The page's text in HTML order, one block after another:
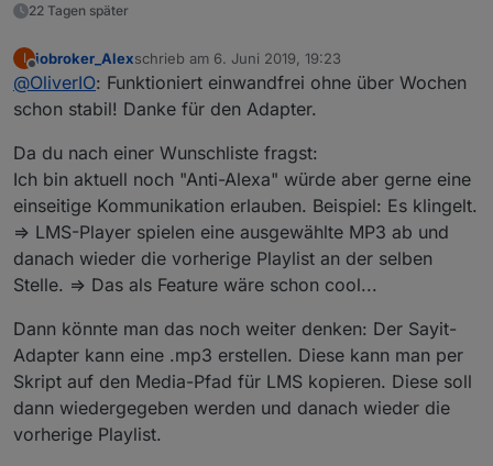
22 Tagen später
I
Offline
iobroker_Alexschrieb am 6. Juni 2019, 19:23
zuletzt editiert von
@OliverIO: Funktioniert einwandfrei ohne über Wochen
schon stabil! Danke für den Adapter.
Da du nach einer Wunschliste fragst:
Ich bin aktuell noch "Anti-Alexa" würde aber gerne eine
einseitige Kommunikation erlauben. Beispiel: Es klingelt.
=> LMS-Player spielen eine ausgewählte MP3 ab und
danach wieder die vorherige Playlist an der selben
Stelle. => Das als Feature wäre schon cool...
Dann könnte man das noch weiter denken: Der Sayit-
Adapter kann eine .mp3 erstellen. Diese kann man per
Skript auf den Media-Pfad für LMS kopieren. Diese soll
dann wiedergegeben werden und danach wieder die
vorherige Playlist.